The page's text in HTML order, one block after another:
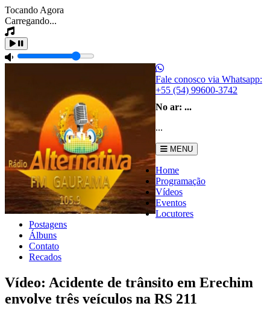
Tocando Agora
Carregando...
Fale conosco via Whatsapp:
+55 (54) 99600-3742
No ar: ...
...
MENU
Home
Programação
Vídeos
Eventos
Locutores
Postagens
Álbuns
Contato
Recados
Vídeo: Acidente de trânsito em Erechim
envolve três veículos na RS 211